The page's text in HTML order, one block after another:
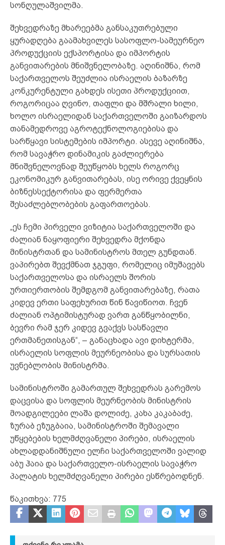
სონღულაშვილმა.
შეხვედრაზე მხარეებმა განსაკუთრებული
ყურადღება გაამახვილეს სასოფლო-სამეურნეო
პროდუქციის ექსპორტისა და იმპორტის
განვითარების მნიშვნელობაზე. აღინიშნა, რომ
საქართველოს შეუძლია ისრაელის ბაზარზე
კონკურენტული გახდეს ისეთი პროდუქციით,
როგორიცაა ღვინო, თაფლი და მშრალი ხილი,
ხოლო ისრაელიდან საქართველოში გაიზარდოს
თანამედროვე აგროტექნოლოგიებისა და
სარწყავი სისტემების იმპორტი. ასევე აღინიშნა,
რომ სავაჭრო დინამიკის გაძლიერება
მნიშვნელოვნად შეუწყობს ხელს როგორც
ეკონომიკურ განვითარებას, ისე ორივე ქვეყნის
ბიზნესსექტორისა და ფერმერთა
შესაძლებლობების გაფართოებას.
„ეს ჩემი პირველი ვიზიტია საქართველოში და
ძალიან ნაყოფიერი შეხვედრა მქონდა
მინისტრთან და სამინისტროს მთელ გუნდთან.
ვაპირებთ შევქმნათ ჯგუფი, რომელიც იმუშავებს
საქართველოსა და ისრაელს შორის
ურთიერთობის შემდგომ განვითარებაზე, რათა
კიდევ ერთი საფეხურით წინ წავიწიოთ. ჩვენ
ძალიან ოპტიმისტურად ვართ განწყობილნი,
ბევრი რამ ჯერ კიდევ გვაქვს სასწავლი
ერთმანეთისგან“, – განაცხადა ავი დიხტერმა,
ისრაელის სოფლის მეურნეობისა და სურსათის
უვნებლობის მინისტრმა.
სამინისტროში გამართულ შეხვედრას გარემოს
დაცვისა და სოფლის მეურნეობის მინისტრის
მოადგილეები ლაშა დოლიძე, კახა კაკაბაძე,
ზურაბ ეზუგბაია, სამინისტროში შემავალი
უწყებების ხელმძღვანელი პირები, ისრაელის
ახლადდანიშნული ელჩი საქართველოში ვალიდ
აბუ ჰაია და საქართველო-ისრაელის სავაჭრო
პალატის ხელმძღვანელი პირები ესწრებოდნენ.
წაკითხვა: 775